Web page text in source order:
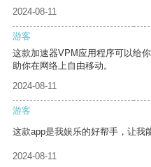
2024-08-11
游客
这款加速器VPM应用程序可以给
助你在网络上自由移动。
2024-08-11
游客
这款app是我娱乐的好帮手，让我
2024-08-11